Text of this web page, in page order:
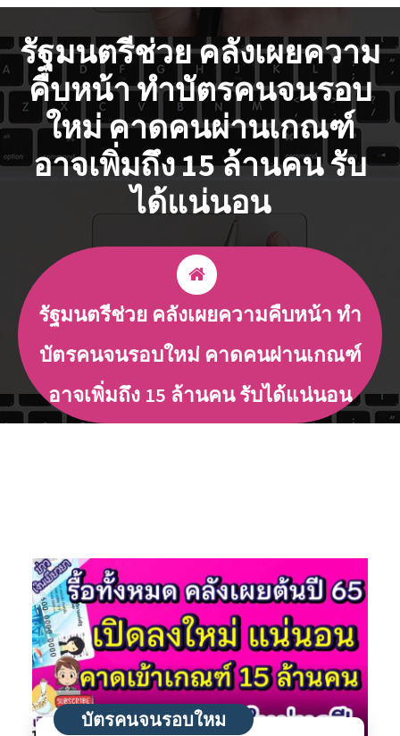
รัฐมนตรีช่วย คลังเผยความ
คืบหน้า ทำบัตรคนจนรอบ
ใหม่ คาดคนผ่านเกณฑ์
อาจเพิ่มถึง 15 ล้านคน รับ
ได้แน่นอน
รัฐมนตรีช่วย คลังเผยความคืบหน้า ทำ
บัตรคนจนรอบใหม่ คาดคนผ่านเกณฑ์
อาจเพิ่มถึง 15 ล้านคน รับได้แน่นอน
บัตรคนจนรอบใหม